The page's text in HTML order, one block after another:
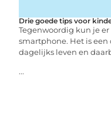
Drie goede tips voor
Tegenwoordig kun je
smartphone. Het is
dagelijks leven en
...